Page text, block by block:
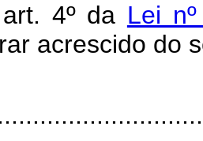
4º da Lei
acrescido do